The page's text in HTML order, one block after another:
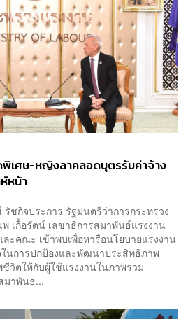
เศษ-หญิงลาคลอดบุตรรับค่าจ้าง
หน้า
ชกิจประการ รัฐมนตรีว่าการกระทรวง
เกื้อรัตน์ เลขาธิการสมาพันธ์แรงงาน
ะคณะ เข้าพบเพื่อหารือนโยบายแรงงาน
นการปกป้องและพัฒนาประสิทธิภาพ
วิตให้กับผู้ใช้แรงงานในภาพรวม
าพันธ...